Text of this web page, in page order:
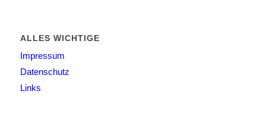
ALLES WICHTIGE
Impressum
Datenschutz
Links